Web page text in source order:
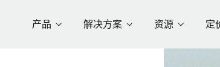
产品 解决方案 资源 定